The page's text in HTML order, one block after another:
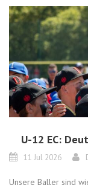
U-12 EC:
11 Jul 2026
Unsere Baller sind